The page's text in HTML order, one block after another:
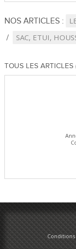
NOS ARTICLES :
SAC, ETUI,
TOUS LES ARTICLES